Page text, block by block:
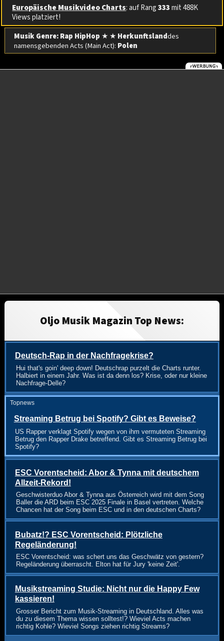
Europäische Musikvideo Charts: auf Rang333mit 488K
Views platziert!
Musik Genre: Rap HipHop ★ ★ Herkunftslanddes
namensgebenden Acts (Main Act): Polen
Oljo Musik Magazin Top News:
Deutsch-Rap in der Nachfragekrise?
Hui that's goin' deep down! Deutschrap purzelt die Charts runter.
Halbiert in einem Jahr. Was ist da denn los? Krise, oder nur kleine
Nachfrage-Delle?
Topnews
Streaming Betrug bei Spotify? Gibt es Beweise?
US Rapper verklagt Spotify wegen von ihm vermuteten Streaming
Betrug den Rapper Drake betreffend. Gibt es Streaming Betrug bei
Spotify?
ESC Vorentscheid: Abor & Tynna mit deutschem
Allzeit-Rekord!
Geschwisterduo Abor & Tynna aus Österreich wird mit dem Song
Baller die ARD beim ESC 2025 Finale in Basel vertreten. Welche
Chancen hat der Song beim ESC und in den deutschen Charts?
Bubatz!? ESC Vorentscheid: Plötzliche
Regeländerung!
ESC Vorentscheid: was schert uns das Geschwätz von gestern?
Regeländerung überrascht. Elton hat für Jury 'keine Zeit'.
Musikstreaming Studie: Nicht nur die Happy Few
kassieren!
Grosser Bericht zum Musik-Streaming in Deutschland. Alles was
du zu diesem Thema wissen solltest!? Wieviel Acts machen
richtig Kohle? Wieviel Songs ziehen richtig Streams?